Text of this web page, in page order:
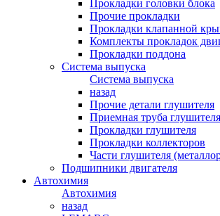
Прокладки головки блока
Прочие прокладки
Прокладки клапанной
Комплекты прокладок
Прокладки поддона
Система выпуска
Система выпуска
назад
Прочие детали глушителя
Приемная труба глушителя
Прокладки глушителя
Прокладки коллекторов
Части глушителя
Подшипники двигателя
Автохимия
Автохимия
назад